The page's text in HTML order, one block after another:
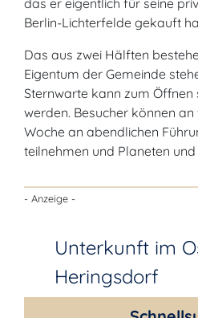
das er eigentlich für seine
Berlin-Lichterfelde gekauft
Das aus zwei Hälften
Eigentum der Gemeinde
Sternwarte kann zum Öffnen
werden. Besucher können
Woche an abendlichen
teilnehmen und Planeten
- Anzeige -
Unterkunft im
Heringsdorf